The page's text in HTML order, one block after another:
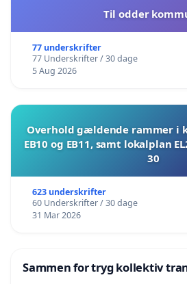
Til odder
77 underskrifter
77 Underskrifter / 30 dage
5 Aug 2026
Overhold gældende rammer i
EB10 og EB11, samt lokalplan
30
623 underskrifter
60 Underskrifter / 30 dage
31 Mar 2026
Sammen for tryg kollektiv